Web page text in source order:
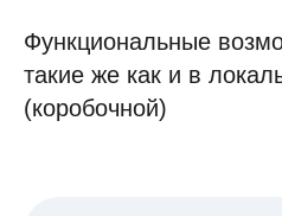
Функциональные
такие же как и в
(коробочной)